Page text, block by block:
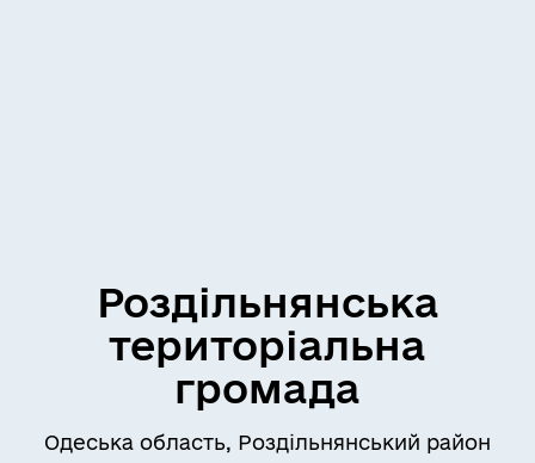
Роздільнянська
територіальна
громада
Одеська область, Роздільнянський район